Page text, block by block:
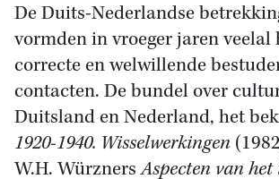
De Duits-Nederlandse
vormden in vroeger jaren
correcte en welwillende
contacten. De bundel over
Duitsland en Nederland, het
1920-1940. Wisselwerkingen
W.H. WürznersAspecten van